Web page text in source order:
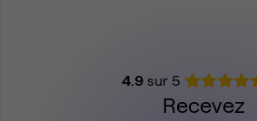
4.9sur 5
Recevez